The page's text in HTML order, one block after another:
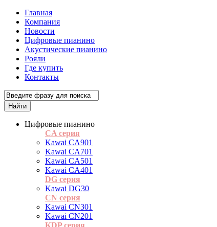
Главная
Компания
Новости
Цифровые пианино
Акустические пианино
Рояли
Где купить
Контакты
Цифровые пианино
CA серия
Kawai CA901
Kawai CA701
Kawai CA501
Kawai CA401
DG серия
Kawai DG30
CN серия
Kawai CN301
Kawai CN201
KDP серия